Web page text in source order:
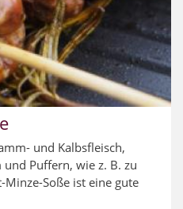
und Kalbsfleisch,
Puffern, wie z. B. zu
Soße ist eine gute